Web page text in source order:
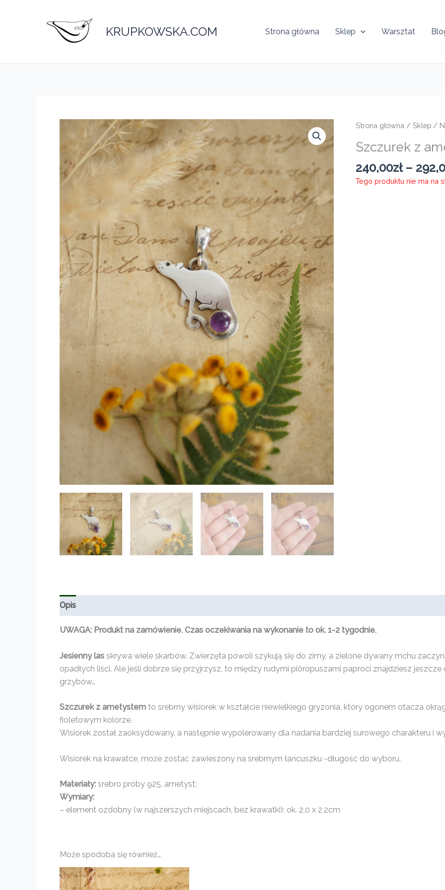
KRUPKOWSKA.COM Strona główna Sklep Warsztat
Strona główna /Sklep /
Szczurek z
240,00zł –
Tego produktu nie ma na
Opis
UWAGA: Produkt na zamówienie. Czas oczekiwania na wykonanie to ok. 1-2 tygodnie.
Jesienny las skrywa wiele skarbów. Zwierzęta powoli szykują się do zimy, a zielone dywany mchu
opadłych liści. Ale jeśli dobrze się przyjrzysz, to między rudymi pióropuszami paproci znajdziesz
grzybów…
Szczurek z ametystem to srebrny wisiorek w kształcie niewielkiego gryzonia, który ogonem otacza
fioletowym kolorze.
Wisiorek został zaoksydowany, a następnie wypolerowany dla nadania bardziej surowego charakteru i
Wisiorek na krawatce, może zostać zawieszony na srebrnym łańcuszku -długość do wyboru.
Materiały: srebro próby 925, ametyst;
Wymiary:
– element ozdobny (w najszerszych miejscach, bez krawatki): ok. 2,0 x 2,2cm
Może spodoba się również…